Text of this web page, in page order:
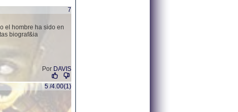
7
el hombre ha sido en
biograf&ia
Por DAVIS
5 /4.00(1)